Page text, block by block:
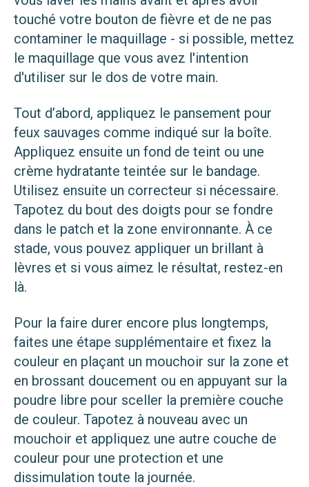
touché votre bouton de fièvre et de ne pas
contaminer le maquillage - si possible, mettez
le maquillage que vous avez l'intention
d'utiliser sur le dos de votre main.
Tout d’abord, appliquez le pansement pour
feux sauvages comme indiqué sur la boîte.
Appliquez ensuite un fond de teint ou une
crème hydratante teintée sur le bandage.
Utilisez ensuite un correcteur si nécessaire.
Tapotez du bout des doigts pour se fondre
dans le patch et la zone environnante. À ce
stade, vous pouvez appliquer un brillant à
lèvres et si vous aimez le résultat, restez-en
là.
Pour la faire durer encore plus longtemps,
faites une étape supplémentaire et fixez la
couleur en plaçant un mouchoir sur la zone et
en brossant doucement ou en appuyant sur la
poudre libre pour sceller la première couche
de couleur. Tapotez à nouveau avec un
mouchoir et appliquez une autre couche de
couleur pour une protection et une
dissimulation toute la journée.